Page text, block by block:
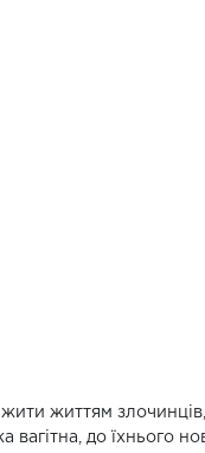
життям
до їхнього